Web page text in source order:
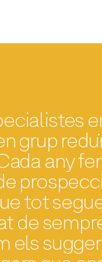
grup
any
tot
de
els